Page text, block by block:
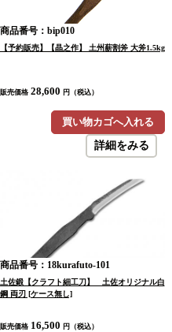
商品番号：bip010
【予約販売】【晶之作】 土州薪割斧 大斧1.5kg
販売価格 28,600 円（税込）
買い物カゴへ入れる
詳細をみる
商品番号：18kurafuto-101
土佐鍛【クラフト細工刀】 土佐オリジナル白
鋼 両刃 [ケース無し]
販売価格 16,500 円（税込）